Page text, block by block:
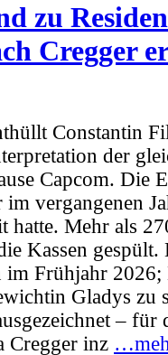
zu
Cregger
Constantin
der
Capcom. Die
im vergangenen
hatte. Mehr als
Kassen
Frühjahr 2026;
Gladys zu
– für
Cregger inz